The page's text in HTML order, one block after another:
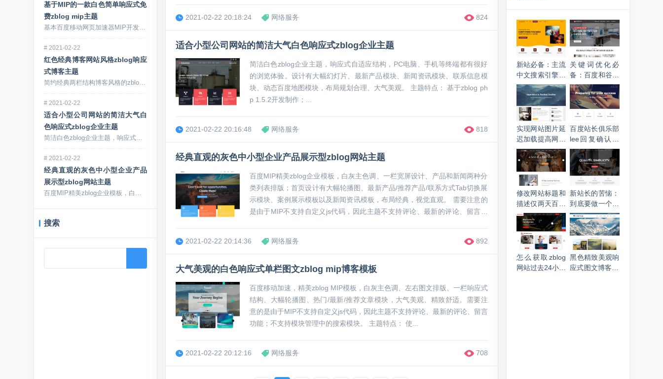
基于MIP的一款白色简单响应式免
费zblog mip主题
基本百度移动网页加速器MIP开发的一款...
# 2021-02-22
红色经典博客网站风格zblog响应
式博客主题
简约经典两栏结构博客风格的zblog主...
# 2021-02-22
适合小型公司网站的简洁大气白
色响应式zblog企业主题
简洁白色zblog企业主题，响应式自适...
# 2021-02-22
经典直观的灰色中小型企业产品
展示型zblog网站主题
搜索
2021-02-22 20:18:24 网络服务 824
适合小型公司网站的简洁大气白色响应式zblog企业主题
简洁白色zblog企业主题，响应式自适应结构，PC电脑、手机等终端都有很好
的浏览体验。设计有大幅幻灯片、最新产品模块、新闻资讯模块、联系信息模
块、动态百度地图模块，布局规划合理、大气美观。 主题特点： 基于zblog ph
p 1.5.2开发制作；...
2021-02-22 20:16:48 网络服务 818
经典直观的灰色中小型企业产品展示型zblog网站主题
百度MIP精美zblog企业模板，白灰主色调、一栏宽屏设计、产品和新闻两种分
类列表排版；首页设计有大幅轮播图、最新产品/推荐产品/联系方式Tab切换展
示模块、案例展示模板以及新闻资讯模板，布局经典，视觉直观。 需要注意的
是由于MIP不支持自定义js代码，因此主题不支持评论、最新的评论、留言功
2021-02-22 20:14:36 网络服务 892
大气美观的白色响应式单栏图文zblog mip博客模板
百度移动加速，精美zblog MIP模板，白灰主色调、左右图文排版、一栏响应式
结构、大幅轮播图、热门/最新/推荐文章模块，大气美观、精致舒适。需要注
意的是由于MIP不支持自定义js代码，因此主题不支持评论、最新的评论、留言
功能；不支持模块管理中的搜索模块。 主题特点： 使...
2021-02-22 20:12:16 网络服务 708
新站必备：主流
中文搜索引擎，
博客网址提交入
口
关键词优化必
备：百度和谷歌
在线指数查询工
具网址
实现网站图片延
迟加载提高网站
打开速度的方法
代码
百度站长俱乐部
lee回复确认纯
文本url会被蜘蛛
抓取
修改网站标题和
描述仅两天百度
就更新了
新站长的苦恼：
到底要做一个什
么内容的网站？
怎么获取zblog
网站过去24小时
黑色精致美观响
应式图文博客zb